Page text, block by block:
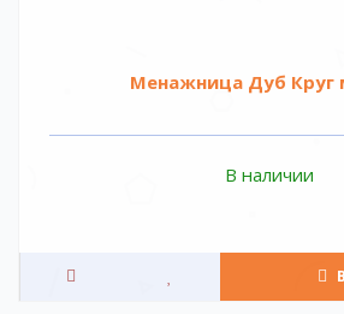
Менажница Дуб Круг
В наличии